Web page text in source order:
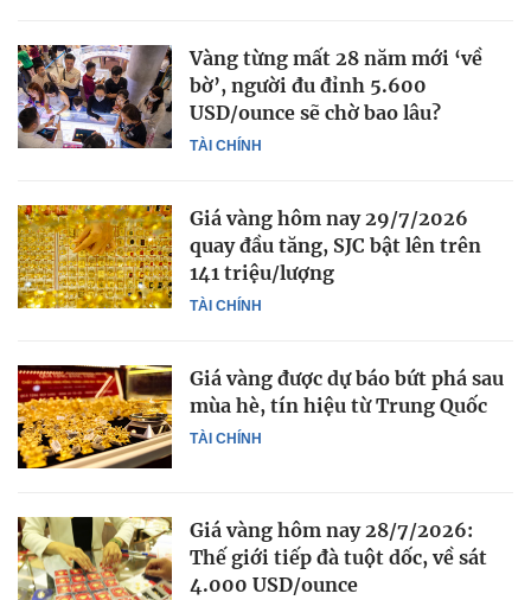
TÀI CHÍNH
Vàng từng mất 28 năm mới ‘về
bờ’, người đu đỉnh 5.600
USD/ounce sẽ chờ bao lâu?
TÀI CHÍNH
Giá vàng hôm nay 29/7/2026
quay đầu tăng, SJC bật lên trên
141 triệu/lượng
TÀI CHÍNH
Giá vàng được dự báo bứt phá sau
mùa hè, tín hiệu từ Trung Quốc
Giá vàng hôm nay 28/7/2026:
Thế giới tiếp đà tuột dốc, về sát
4.000 USD/ounce